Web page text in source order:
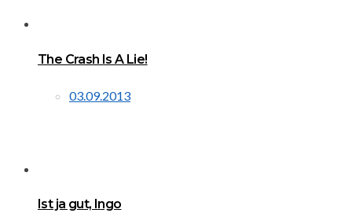
The Crash Is A Lie!
03.09.2013
Ist ja gut, Ingo